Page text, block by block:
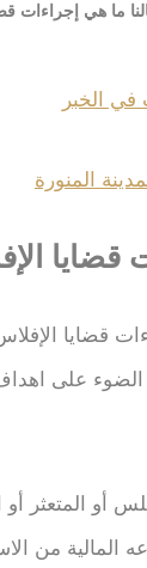
ما هي إجراءات
الخبر
المنورة
قضايا
قضايا
على
أو المتعثر أو
من